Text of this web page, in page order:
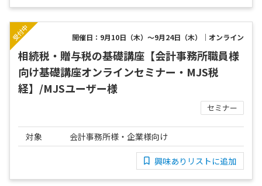
開催日：9月10日（木）～9月24日（木）｜オンライン
相続税・贈与税の基礎講座【会計事務所職員様
向け基礎講座オンラインセミナー・MJS税
経】/MJSユーザー様
セミナー
対象 会計事務所様・企業様向け
興味ありリストに追加